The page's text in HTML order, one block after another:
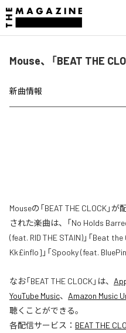
Mouse、「BEAT THE
新曲情報
Mouseの「BEAT THE CLOCK」
された楽曲は、「No Holds Barred
(feat. RID THE STAIN)」「Beat
Kk£inflo]」「Spooky (feat.
なお「BEAT THE CLOCK」は、
YouTube Music、 Amazon Music
聴くことができる。
各配信サービス： BEAT THE